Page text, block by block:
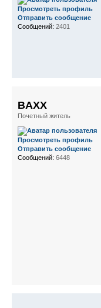
Просмотреть профиль
Отправить сообщение
Сообщений: 2401
BAXX
Почетный житель
Просмотреть профиль
Отправить сообщение
Сообщений: 6448